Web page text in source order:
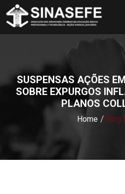
SUSPENSAS AÇÕES
SOBRE EXPURGOS
PLANOS
Home Blog